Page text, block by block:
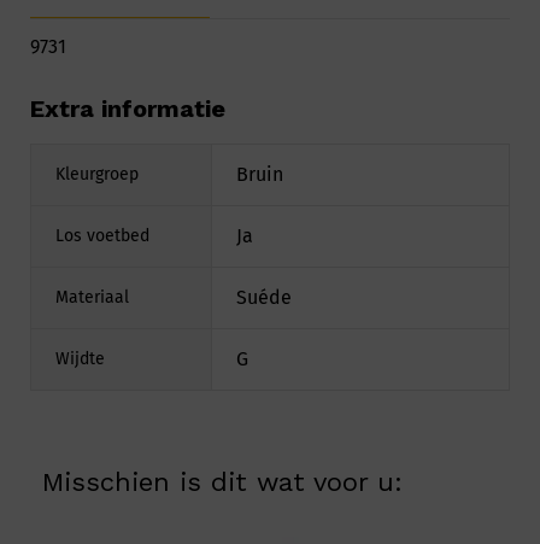
9731
Extra informatie
Kleurgroep Bruin
Los voetbed Ja
Materiaal Suéde
Wijdte G
Misschien is dit wat voor u: